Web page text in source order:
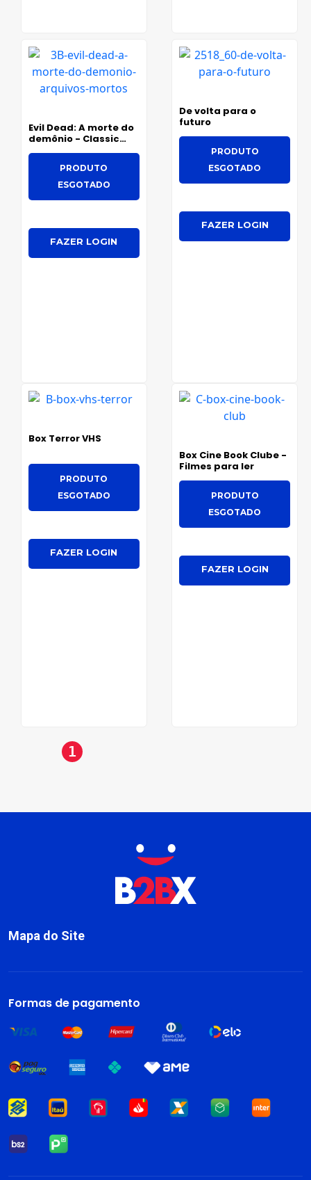
Evil Dead: A morte do
demônio - Classic
Edition
PRODUTO
ESGOTADO
FAZER LOGIN
De volta para o
futuro
PRODUTO
ESGOTADO
FAZER LOGIN
Box Terror VHS
PRODUTO
ESGOTADO
FAZER LOGIN
Box Cine Book Clube -
Filmes para ler
PRODUTO
ESGOTADO
FAZER LOGIN
1
Mapa do Site
Formas de pagamento